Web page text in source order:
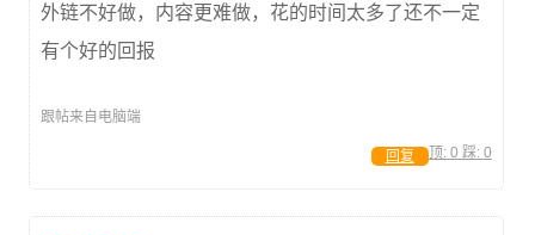
外链不好做，内容更难做，花的时间太多了还不一定
有个好的回报
跟帖来自电脑端
顶: 0 踩: 0
回复